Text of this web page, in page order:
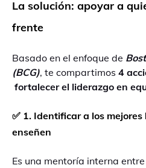
La solución: apoyar a
frente
Basado en el enfoque de
(BCG), te compartimos 4
fortalecer el liderazgo en
✅ 1. Identificar a los
enseñen
Es una mentoría interna